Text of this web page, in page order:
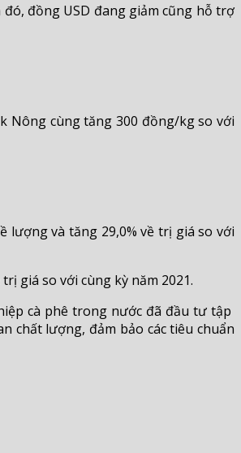
đồng USD đang giảm cũng hỗ trợ
Nông cùng tăng 300 đồng/kg so với
lượng và tăng 29,0% về trị giá so với
giá so với cùng kỳ năm 2021.
cà phê trong nước đã đầu tư tập
chất lượng, đảm bảo các tiêu chuẩn